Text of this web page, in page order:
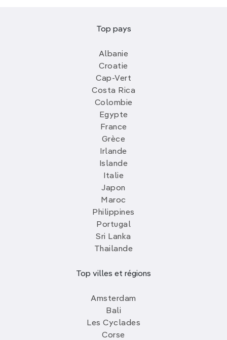
Top pays
Albanie
Croatie
Cap-Vert
Costa Rica
Colombie
Egypte
France
Grèce
Irlande
Islande
Italie
Japon
Maroc
Philippines
Portugal
Sri Lanka
Thailande
Top villes et régions
Amsterdam
Bali
Les Cyclades
Corse